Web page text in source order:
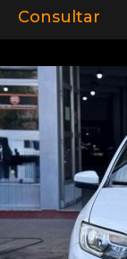
Consultar